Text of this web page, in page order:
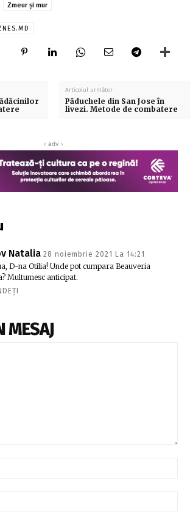
Zmeur și mur
Articolul următor
Păduchele din San Jose în
livezi. Metode de combatere
‹ adv ›
Natalia 28 noiembrie 2021 La 14:21
D-na Otilia! Unde pot cumpara Beauveria
Multumesc anticipat.
MESAJ